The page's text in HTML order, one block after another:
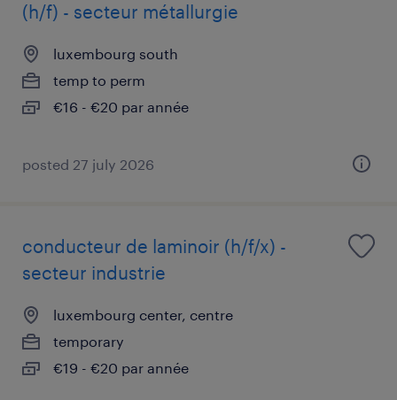
(h/f) - secteur métallurgie
luxembourg south
temp to perm
€16 - €20 par année
posted 27 july 2026
conducteur de laminoir (h/f/x) -
secteur industrie
luxembourg center, centre
temporary
€19 - €20 par année